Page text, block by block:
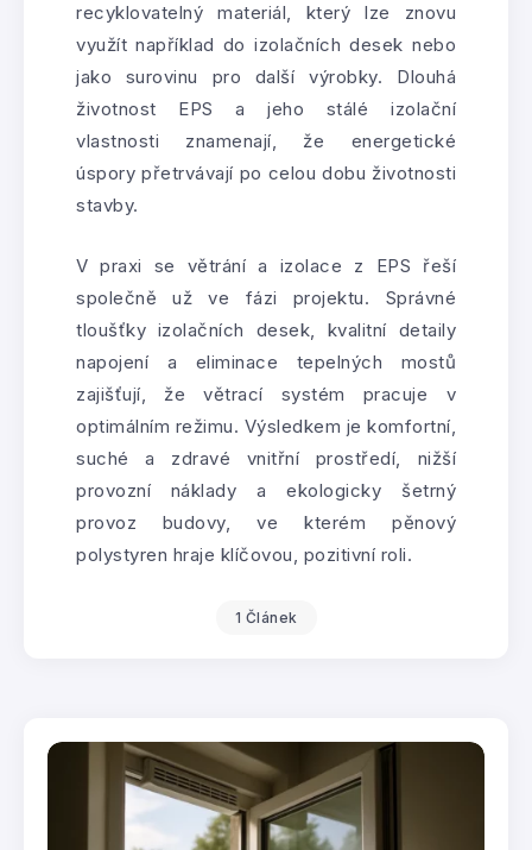
recyklovatelný materiál, který lze znovu
využít například do izolačních desek nebo
jako surovinu pro další výrobky. Dlouhá
životnost EPS a jeho stálé izolační
vlastnosti znamenají, že energetické
úspory přetrvávají po celou dobu životnosti
stavby.
V praxi se větrání a izolace z EPS řeší
společně už ve fázi projektu. Správné
tloušťky izolačních desek, kvalitní detaily
napojení a eliminace tepelných mostů
zajišťují, že větrací systém pracuje v
optimálním režimu. Výsledkem je komfortní,
suché a zdravé vnitřní prostředí, nižší
provozní náklady a ekologicky šetrný
provoz budovy, ve kterém pěnový
polystyren hraje klíčovou, pozitivní roli.
1 Článek